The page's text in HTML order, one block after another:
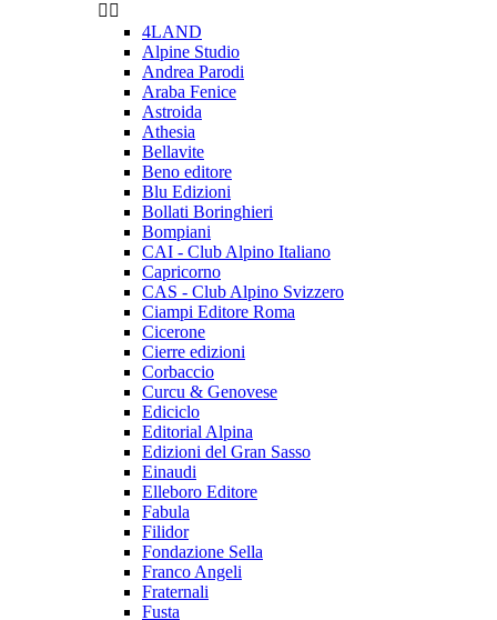
 
4LAND
Alpine Studio
Andrea Parodi
Araba Fenice
Astroida
Athesia
Bellavite
Beno editore
Blu Edizioni
Bollati Boringhieri
Bompiani
CAI - Club Alpino Italiano
Capricorno
CAS - Club Alpino Svizzero
Ciampi Editore Roma
Cicerone
Cierre edizioni
Corbaccio
Curcu & Genovese
Ediciclo
Editorial Alpina
Edizioni del Gran Sasso
Einaudi
Elleboro Editore
Fabula
Filidor
Fondazione Sella
Franco Angeli
Fraternali
Fusta